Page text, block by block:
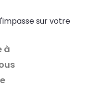
sur votre
à